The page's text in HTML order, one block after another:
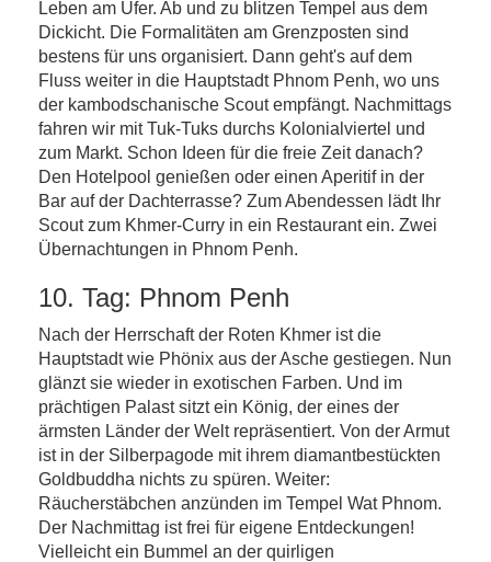
Leben am Ufer. Ab und zu blitzen Tempel aus dem
Dickicht. Die Formalitäten am Grenzposten sind
bestens für uns organisiert. Dann geht's auf dem
Fluss weiter in die Hauptstadt Phnom Penh, wo uns
der kambodschanische Scout empfängt. Nachmittags
fahren wir mit Tuk-Tuks durchs Kolonialviertel und
zum Markt. Schon Ideen für die freie Zeit danach?
Den Hotelpool genießen oder einen Aperitif in der
Bar auf der Dachterrasse? Zum Abendessen lädt Ihr
Scout zum Khmer-Curry in ein Restaurant ein. Zwei
Übernachtungen in Phnom Penh.
10. Tag: Phnom Penh
Nach der Herrschaft der Roten Khmer ist die
Hauptstadt wie Phönix aus der Asche gestiegen. Nun
glänzt sie wieder in exotischen Farben. Und im
prächtigen Palast sitzt ein König, der eines der
ärmsten Länder der Welt repräsentiert. Von der Armut
ist in der Silberpagode mit ihrem diamantbestückten
Goldbuddha nichts zu spüren. Weiter:
Räucherstäbchen anzünden im Tempel Wat Phnom.
Der Nachmittag ist frei für eigene Entdeckungen!
Vielleicht ein Bummel an der quirligen